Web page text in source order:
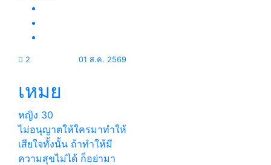
2 01 ส.ค. 2569
เหมย
หญิง 30
ไม่อนุญาตให้ใครมาทำให้
เสียใจทั้งนั้น ถ้าทำให้มี
ความสุขไม่ได้ ก็อย่ามา